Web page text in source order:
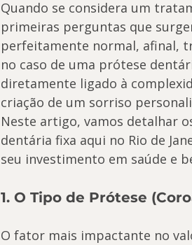
Quando se considera um
primeiras perguntas que
perfeitamente normal, afinal,
no caso de uma prótese
diretamente ligado à
criação de um sorriso
Neste artigo, vamos detalhar
dentária fixa aqui no Rio de
seu investimento em saúde e
1. O Tipo de Prótese
O fator mais impactante no